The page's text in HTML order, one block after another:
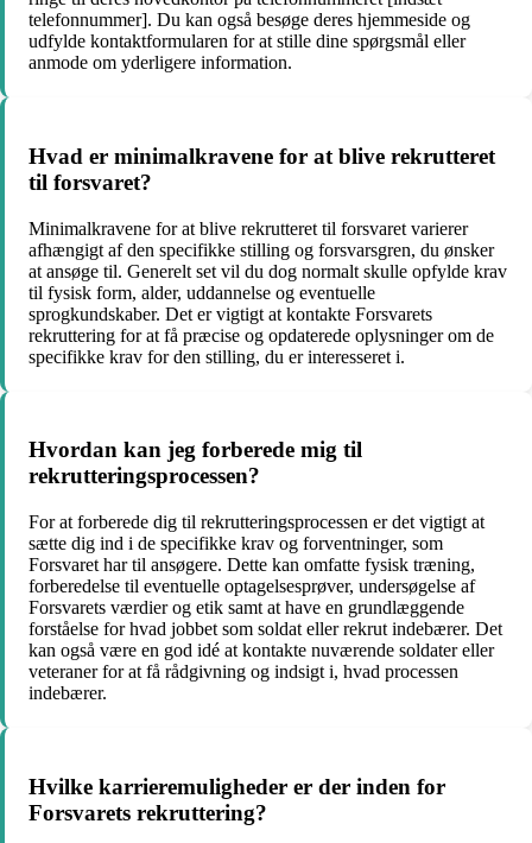
telefonnummer]. Du kan også besøge deres hjemmeside og
udfylde kontaktformularen for at stille dine spørgsmål eller
anmode om yderligere information.
Hvad er minimalkravene for at blive rekrutteret
til forsvaret?
Minimalkravene for at blive rekrutteret til forsvaret varierer
afhængigt af den specifikke stilling og forsvarsgren, du ønsker
at ansøge til. Generelt set vil du dog normalt skulle opfylde krav
til fysisk form, alder, uddannelse og eventuelle
sprogkundskaber. Det er vigtigt at kontakte Forsvarets
rekruttering for at få præcise og opdaterede oplysninger om de
specifikke krav for den stilling, du er interesseret i.
Hvordan kan jeg forberede mig til
rekrutteringsprocessen?
For at forberede dig til rekrutteringsprocessen er det vigtigt at
sætte dig ind i de specifikke krav og forventninger, som
Forsvaret har til ansøgere. Dette kan omfatte fysisk træning,
forberedelse til eventuelle optagelsesprøver, undersøgelse af
Forsvarets værdier og etik samt at have en grundlæggende
forståelse for hvad jobbet som soldat eller rekrut indebærer. Det
kan også være en god idé at kontakte nuværende soldater eller
veteraner for at få rådgivning og indsigt i, hvad processen
indebærer.
Hvilke karrieremuligheder er der inden for
Forsvarets rekruttering?